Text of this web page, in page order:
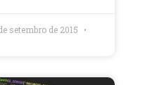
setembro de 2015